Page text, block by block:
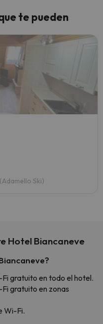
yo.
te pueden
Ski)
Hotel Biancaneve
gratuito en todo el hotel.
gratuito en zonas
Wi-Fi.